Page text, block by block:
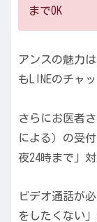
までOK
アンスの魅力
もLINEのチャ
さらにお医者
による）の受
夜24時まで」
ビデオ通話が
をしたくない